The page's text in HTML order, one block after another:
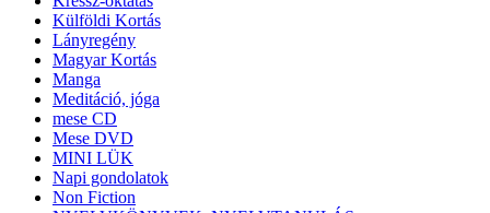
Külföldi Kortás
Lányregény
Magyar Kortás
Manga
Meditáció, jóga
mese CD
Mese DVD
MINI LÜK
Napi gondolatok
Non Fiction